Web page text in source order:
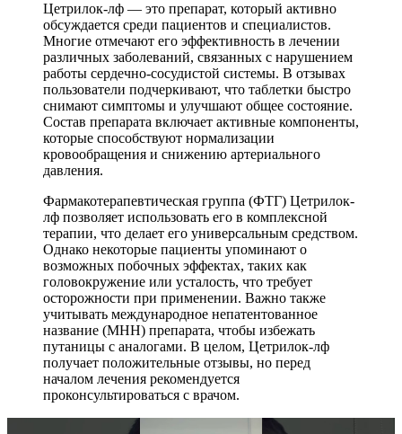
Цетрилок-лф — это препарат, который активно
обсуждается среди пациентов и специалистов.
Многие отмечают его эффективность в лечении
различных заболеваний, связанных с нарушением
работы сердечно-сосудистой системы. В отзывах
пользователи подчеркивают, что таблетки быстро
снимают симптомы и улучшают общее состояние.
Состав препарата включает активные компоненты,
которые способствуют нормализации
кровообращения и снижению артериального
давления.
Фармакотерапевтическая группа (ФТГ) Цетрилок-
лф позволяет использовать его в комплексной
терапии, что делает его универсальным средством.
Однако некоторые пациенты упоминают о
возможных побочных эффектах, таких как
головокружение или усталость, что требует
осторожности при применении. Важно также
учитывать международное непатентованное
название (МНН) препарата, чтобы избежать
путаницы с аналогами. В целом, Цетрилок-лф
получает положительные отзывы, но перед
началом лечения рекомендуется
проконсультироваться с врачом.